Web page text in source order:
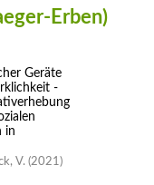
Erben)
Geräte
-
in
V. (2021)